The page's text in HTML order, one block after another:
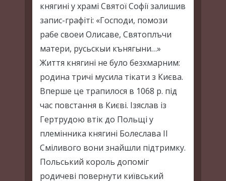
княгині у храмі Святої Софії залишив
запис-графіті: «Господи, помози
рабе своеи Олисаве, Святоплъчи
матери, русьскыи кънягыни…»
Життя княгині не було безхмарним:
родина тричі мусила тікати з Києва.
Вперше це трапилося в 1068 р. під
час повстання в Києві. Ізяслав із
Гертрудою втік до Польщі у
племінника княгині Болеслава ІІ
Сміливого вони знайшли підтримку.
Польський король допоміг
родичеві повернути київський